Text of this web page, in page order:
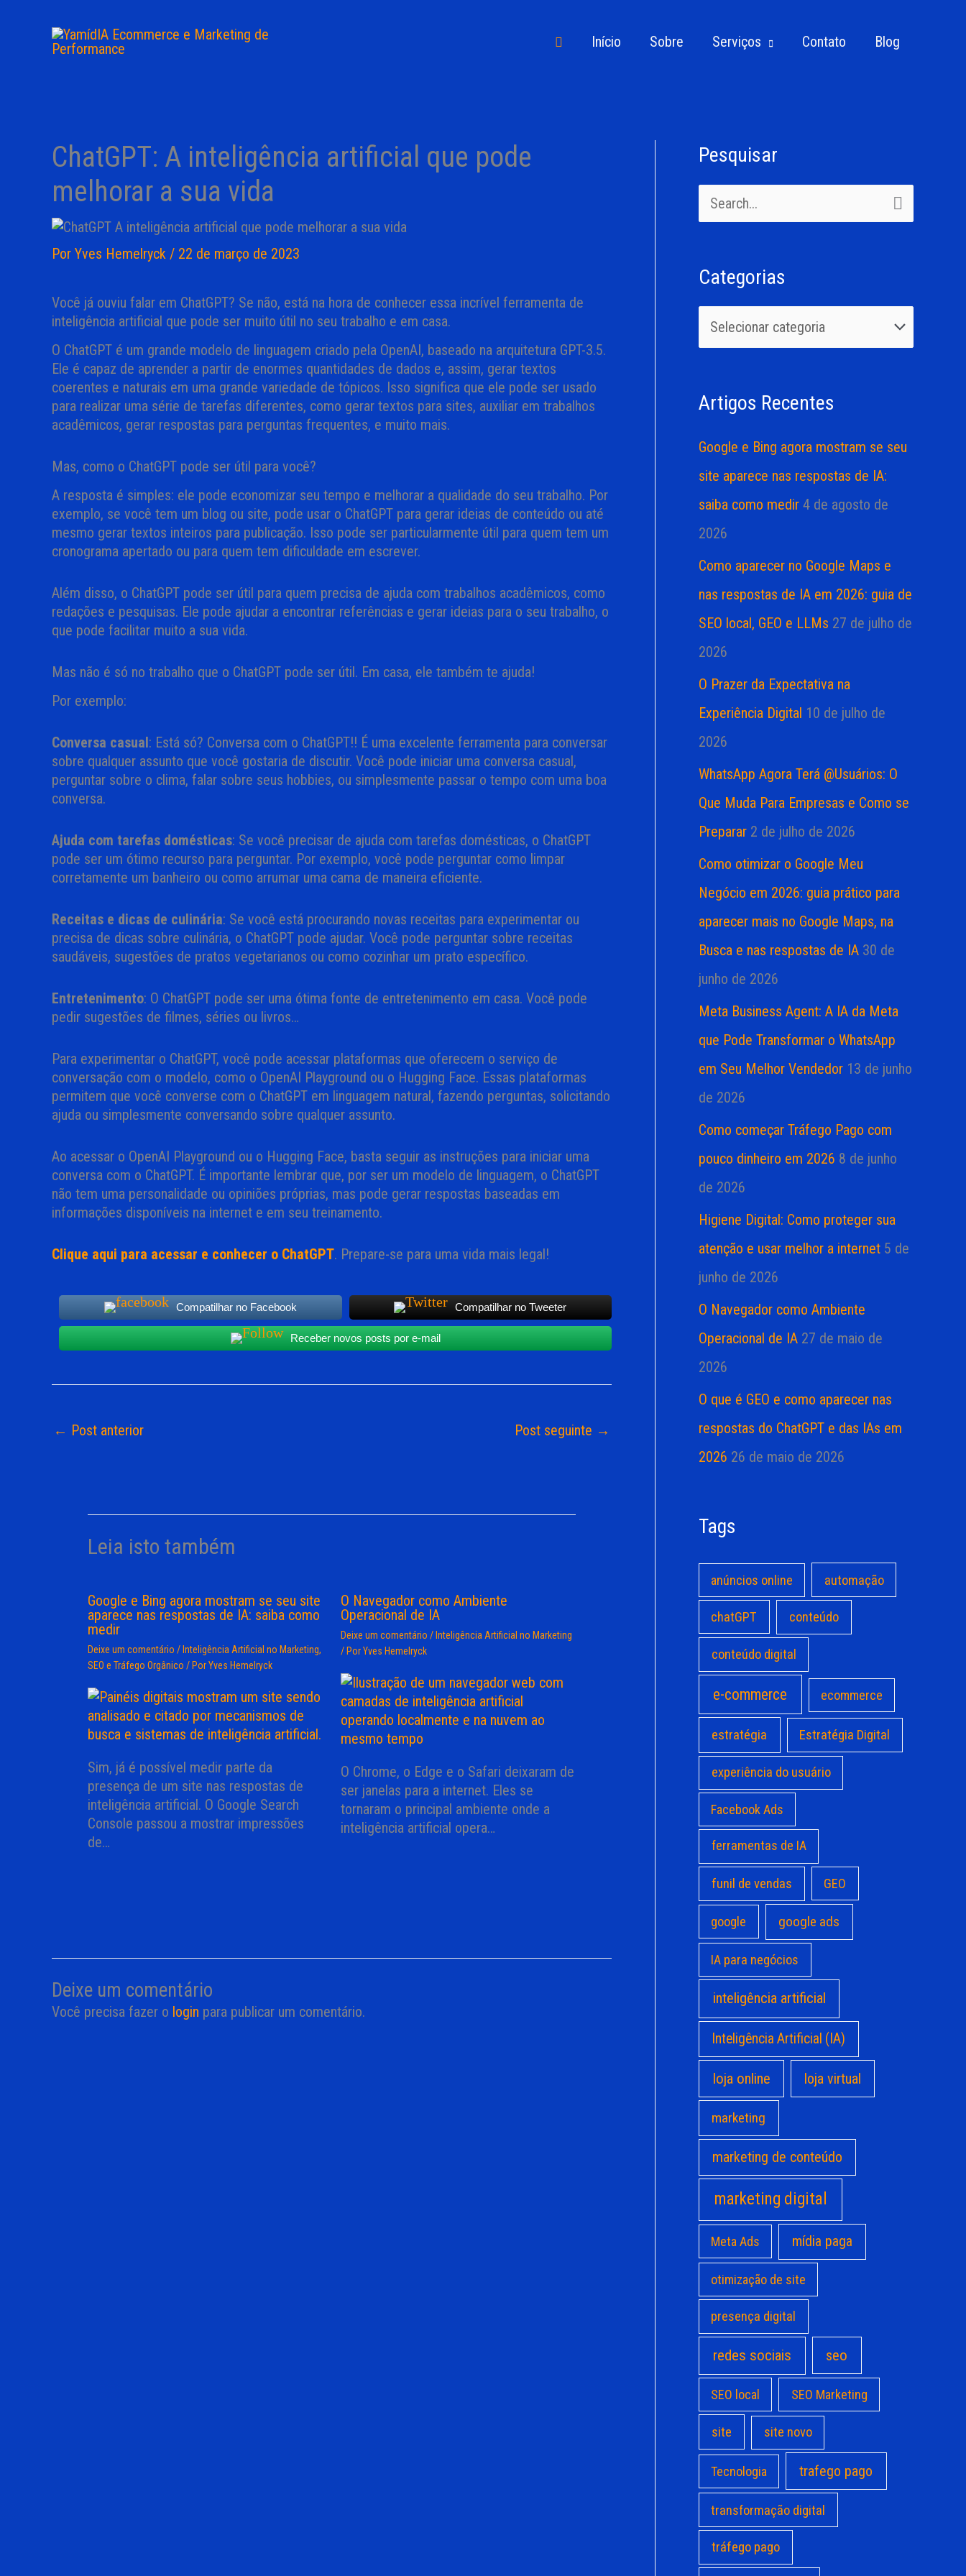
PesquisarInício Sobre Serviços Contato Blog
ChatGPT: A inteligência artificial que pode
melhorar a sua vida
Por Yves Hemelryck / 22 de março de 2023
Você já ouviu falar em ChatGPT? Se não, está na hora de conhecer essa incrível ferramenta de
inteligência artificial que pode ser muito útil no seu trabalho e em casa.
O ChatGPT é um grande modelo de linguagem criado pela OpenAI, baseado na arquitetura GPT-3.5.
Ele é capaz de aprender a partir de enormes quantidades de dados e, assim, gerar textos
coerentes e naturais em uma grande variedade de tópicos. Isso significa que ele pode ser usado
para realizar uma série de tarefas diferentes, como gerar textos para sites, auxiliar em trabalhos
acadêmicos, gerar respostas para perguntas frequentes, e muito mais.
Mas, como o ChatGPT pode ser útil para você?
A resposta é simples: ele pode economizar seu tempo e melhorar a qualidade do seu trabalho. Por
exemplo, se você tem um blog ou site, pode usar o ChatGPT para gerar ideias de conteúdo ou até
mesmo gerar textos inteiros para publicação. Isso pode ser particularmente útil para quem tem um
cronograma apertado ou para quem tem dificuldade em escrever.
Além disso, o ChatGPT pode ser útil para quem precisa de ajuda com trabalhos acadêmicos, como
redações e pesquisas. Ele pode ajudar a encontrar referências e gerar ideias para o seu trabalho, o
que pode facilitar muito a sua vida.
Mas não é só no trabalho que o ChatGPT pode ser útil. Em casa, ele também te ajuda!
Por exemplo:
Conversa casual: Está só? Conversa com o ChatGPT!! É uma excelente ferramenta para conversar
sobre qualquer assunto que você gostaria de discutir. Você pode iniciar uma conversa casual,
perguntar sobre o clima, falar sobre seus hobbies, ou simplesmente passar o tempo com uma boa
conversa.
Ajuda com tarefas domésticas: Se você precisar de ajuda com tarefas domésticas, o ChatGPT
pode ser um ótimo recurso para perguntar. Por exemplo, você pode perguntar como limpar
corretamente um banheiro ou como arrumar uma cama de maneira eficiente.
Receitas e dicas de culinária: Se você está procurando novas receitas para experimentar ou
precisa de dicas sobre culinária, o ChatGPT pode ajudar. Você pode perguntar sobre receitas
saudáveis, sugestões de pratos vegetarianos ou como cozinhar um prato específico.
Entretenimento: O ChatGPT pode ser uma ótima fonte de entretenimento em casa. Você pode
pedir sugestões de filmes, séries ou livros…
Para experimentar o ChatGPT, você pode acessar plataformas que oferecem o serviço de
conversação com o modelo, como o OpenAI Playground ou o Hugging Face. Essas plataformas
permitem que você converse com o ChatGPT em linguagem natural, fazendo perguntas, solicitando
ajuda ou simplesmente conversando sobre qualquer assunto.
Ao acessar o OpenAI Playground ou o Hugging Face, basta seguir as instruções para iniciar uma
conversa com o ChatGPT. É importante lembrar que, por ser um modelo de linguagem, o ChatGPT
não tem uma personalidade ou opiniões próprias, mas pode gerar respostas baseadas em
informações disponíveis na internet e em seu treinamento.
Clique aqui para acessar e conhecer o ChatGPT. Prepare-se para uma vida mais legal!
Compatilhar no Facebook Compatilhar no Tweeter
Receber novos posts por e-mail
← Post anterior Post seguinte →
Leia isto também
Google e Bing agora mostram se seu site
aparece nas respostas de IA: saiba como
medir
Deixe um comentário / Inteligência Artificial no Marketing,
SEO e Tráfego Orgânico / PorYves Hemelryck
Sim, já é possível medir parte da
presença de um site nas respostas de
inteligência artificial. O Google Search
Console passou a mostrar impressões
de…
O Navegador como Ambiente
Operacional de IA
Deixe um comentário / Inteligência Artificial no Marketing
/ PorYves Hemelryck
O Chrome, o Edge e o Safari deixaram de
ser janelas para a internet. Eles se
tornaram o principal ambiente onde a
inteligência artificial opera…
Deixe um comentário
Você precisa fazer o login para publicar um comentário.
Pesquisar
s
i
a
r
r
Categorias
C
a
g
sArtigos Recentes
Google e Bing agora mostram se seu
site aparece nas respostas de IA:
saiba como medir 4 de agosto de
2026
Como aparecer no Google Maps e
nas respostas de IA em 2026: guia de
SEO local, GEO e LLMs 27 de julho de
2026
O Prazer da Expectativa na
Experiência Digital 10 de julho de
2026
WhatsApp Agora Terá @Usuários: O
Que Muda Para Empresas e Como se
Preparar 2 de julho de 2026
Como otimizar o Google Meu
Negócio em 2026: guia prático para
aparecer mais no Google Maps, na
Busca e nas respostas de IA 30 de
junho de 2026
Meta Business Agent: A IA da Meta
que Pode Transformar o WhatsApp
em Seu Melhor Vendedor 13 de junho
de 2026
Como começar Tráfego Pago com
pouco dinheiro em 2026 8 de junho
de 2026
Higiene Digital: Como proteger sua
atenção e usar melhor a internet 5 de
junho de 2026
O Navegador como Ambiente
Operacional de IA 27 de maio de
2026
O que é GEO e como aparecer nas
respostas do ChatGPT e das IAs em
2026 26 de maio de 2026
Tags
anúncios online automação
chatGPT conteúdo
conteúdo digital
e-commerce ecommerce
estratégia Estratégia Digital
experiência do usuário
Facebook Ads
ferramentas de IA
funil de vendas GEO
google google ads
IA para negócios
inteligência artificial
Inteligência Artificial (IA)
loja online loja virtual
marketing
marketing de conteúdo
marketing digital
Meta Ads mídia paga
otimização de site
presença digital
redes sociais seo
SEO local SEO Marketing
site site novo
Tecnologia trafego pago
transformação digital
tráfego pago